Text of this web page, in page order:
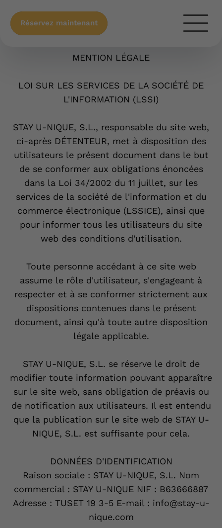
Réservez maintenant
Termes et conditions
MENTION LÉGALE
LOI SUR LES SERVICES DE LA SOCIÉTÉ DE
L'INFORMATION (LSSI)
STAY U-NIQUE, S.L., responsable du site web,
ci-après DÉTENTEUR, met à disposition des
utilisateurs le présent document dans le but
de se conformer aux obligations énoncées
dans la Loi 34/2002 du 11 juillet, sur les
services de la société de l'information et du
commerce électronique (LSSICE), ainsi que
pour informer tous les utilisateurs du site
web des conditions d'utilisation.
Toute personne accédant à ce site web
assume le rôle d'utilisateur, s'engageant à
respecter et à se conformer strictement aux
dispositions contenues dans le présent
document, ainsi qu'à toute autre disposition
légale applicable.
STAY U-NIQUE, S.L. se réserve le droit de
modifier toute information pouvant apparaître
sur le site web, sans obligation de préavis ou
de notification aux utilisateurs. Il est entendu
que la publication sur le site web de STAY U-
NIQUE, S.L. est suffisante pour cela.
DONNÉES D'IDENTIFICATION
Raison sociale : STAY U-NIQUE, S.L. Nom
commercial : STAY U-NIQUE NIF : B63666887
Adresse : TUSET 19 3-5 E-mail : info@stay-u-
nique.com